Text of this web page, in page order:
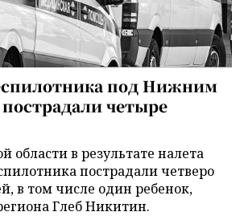
под Нижним
четыре
области в результате налета
пострадали четверо
в том числе один ребенок,
Глеб Никитин.